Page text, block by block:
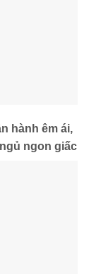
hành êm ái,
ngon giấc